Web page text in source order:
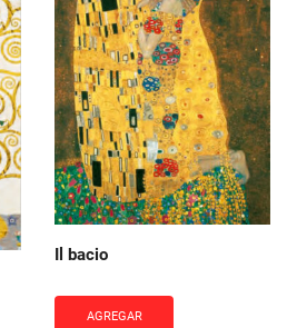
Il bacio
AGREGAR